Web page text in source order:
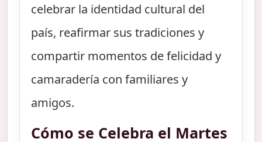
celebrar la identidad cultural del
país, reafirmar sus tradiciones y
compartir momentos de felicidad y
camaradería con familiares y
amigos.
Cómo se Celebra el Martes